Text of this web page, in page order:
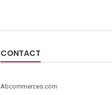
CONTACT
Abcommerces.com